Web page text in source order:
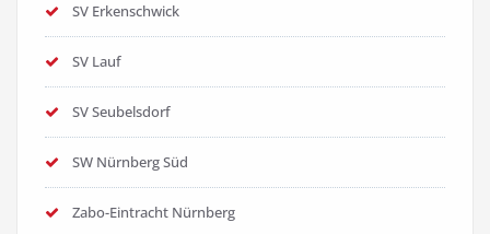
SV Erkenschwick
SV Lauf
SV Seubelsdorf
SW Nürnberg Süd
Zabo-Eintracht Nürnberg